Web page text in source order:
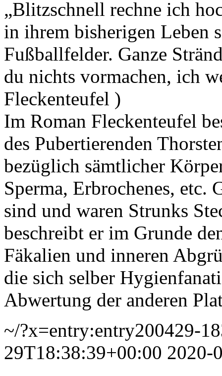
„Blitzschnell rechne ich
in ihrem bisherigen Leben
Fußballfelder. Ganze
du nichts vormachen, ich
Fleckenteufel )
Im Roman Fleckenteufel
des Pubertierenden
bezüglich sämtlicher
Sperma, Erbrochenes, etc.
sind und waren Strunks
beschreibt er im Grunde
Fäkalien und inneren
die sich selber
Abwertung der anderen
~/?x=entry:entry200429-
29T18:38:39+00:00 2020-